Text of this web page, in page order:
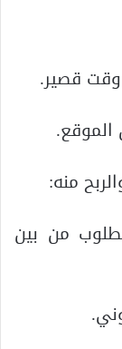
قصير.
منه:
من بين